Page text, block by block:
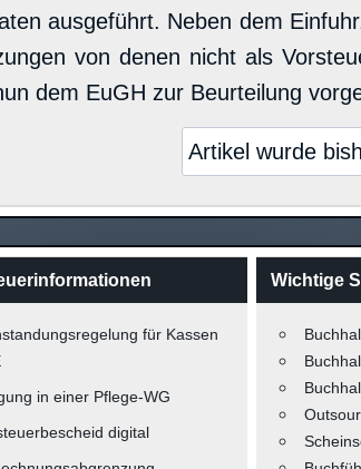
ausgeführt. Neben dem
von denen nicht als
dem EuGH zur Beurteilung
Artikel wurde
für Kassen
in einer Pflege-WG
digital
Wichtige